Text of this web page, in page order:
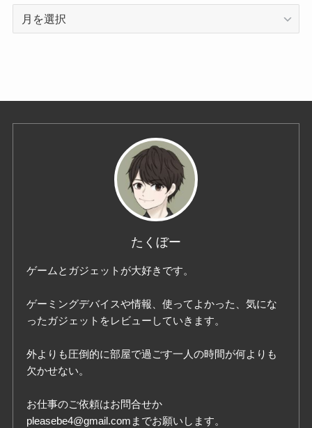
たくぼー
ゲームとガジェットが大好きです。
ゲーミングデバイスや情報、使ってよかった、気にな
ったガジェットをレビューしていきます。
外よりも圧倒的に部屋で過ごす一人の時間が何よりも
欠かせない。
お仕事のご依頼はお問合せか
pleasebe4@gmail.comまでお願いします。